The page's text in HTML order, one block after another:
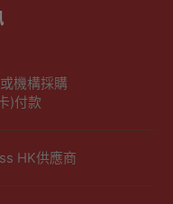
機構採購
)付款
HK供應商